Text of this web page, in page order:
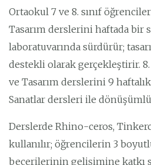
Ortaokul 7 ve 8. sınıf
Tasarım derslerini haftada bir
laboratuvarında sürdürür;
destekli olarak gerçekleştirir. 8.
ve Tasarım derslerini 9
Sanatlar dersleri ile dönüşümlü
Derslerde Rhino-ceros,
kullanılır; öğrencilerin 3
becerilerinin gelişimine katkı